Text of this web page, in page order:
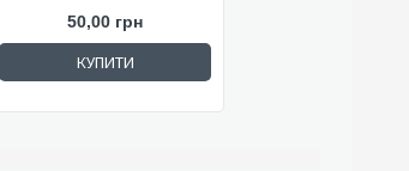
50,00 грн
КУПИТИ